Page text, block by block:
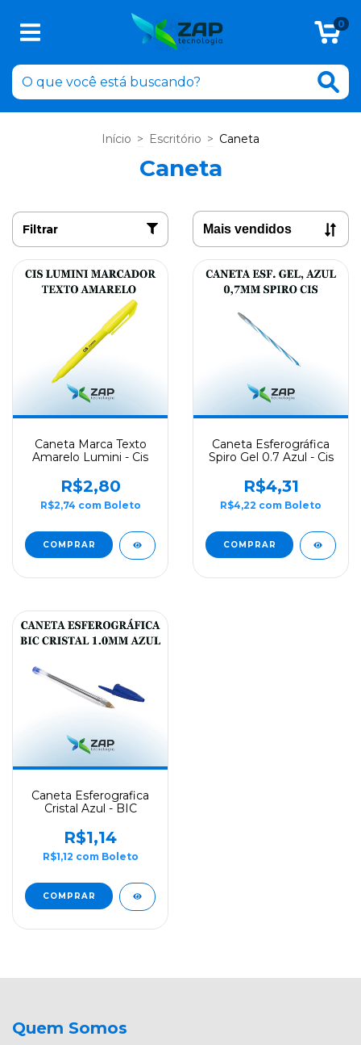
0
Início > Escritório > Caneta
Caneta
Filtrar
Caneta Marca Texto
Amarelo Lumini - Cis
R$2,80
R$2,74 com Boleto
Caneta Esferográfica
Spiro Gel 0.7 Azul - Cis
R$4,31
R$4,22 com Boleto
Caneta Esferografica
Cristal Azul - BIC
R$1,14
R$1,12 com Boleto
Quem Somos